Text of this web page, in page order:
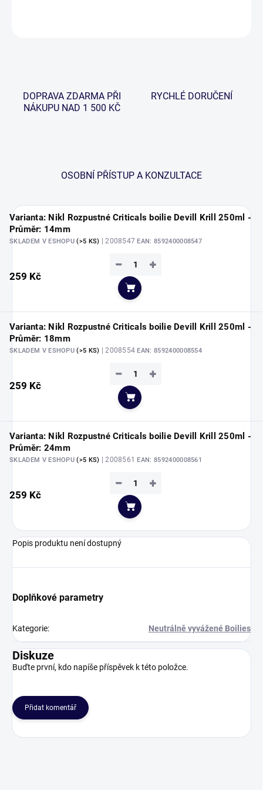
DOPRAVA ZDARMA PŘI
NÁKUPU NAD 1 500 KČ
RYCHLÉ DORUČENÍ
OSOBNÍ PŘÍSTUP A KONZULTACE
Varianta: Nikl Rozpustné Criticals boilie Devill Krill 250ml -
Průměr: 14mm
SKLADEM V ESHOPU(>5 KS) | 2008547EAN: 8592400008547
259 Kč
+
−
Do košíku
Varianta: Nikl Rozpustné Criticals boilie Devill Krill 250ml -
Průměr: 18mm
SKLADEM V ESHOPU(>5 KS) | 2008554EAN: 8592400008554
259 Kč
+
−
Do košíku
Varianta: Nikl Rozpustné Criticals boilie Devill Krill 250ml -
Průměr: 24mm
SKLADEM V ESHOPU(>5 KS) | 2008561EAN: 8592400008561
259 Kč
+
−
Do košíku
Popis produktu není dostupný
Doplňkové parametry
Kategorie: Neutrálně vyvážené Boilies
Diskuze
Buďte první, kdo napíše příspěvek k této položce.
Přidat komentář